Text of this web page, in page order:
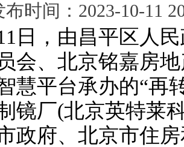
布时间：2023-10-11
，由昌平区人民
会、北京铭嘉房
慧平台承办的“再
镜厂(北京英特莱
府、北京市住房